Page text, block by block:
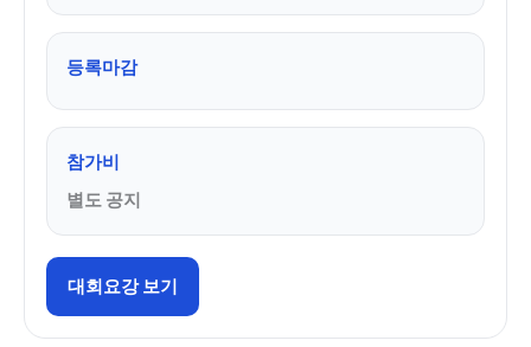
등록마감
참가비
별도 공지
대회요강 보기